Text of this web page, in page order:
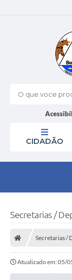
O que voce
CIDADÃO
Secretarias /
Secretarias /
Atualizado em: 05/